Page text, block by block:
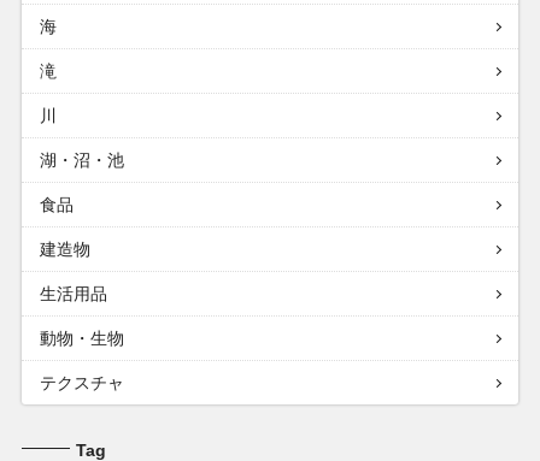
海
滝
川
湖・沼・池
食品
建造物
生活用品
動物・生物
テクスチャ
Tag